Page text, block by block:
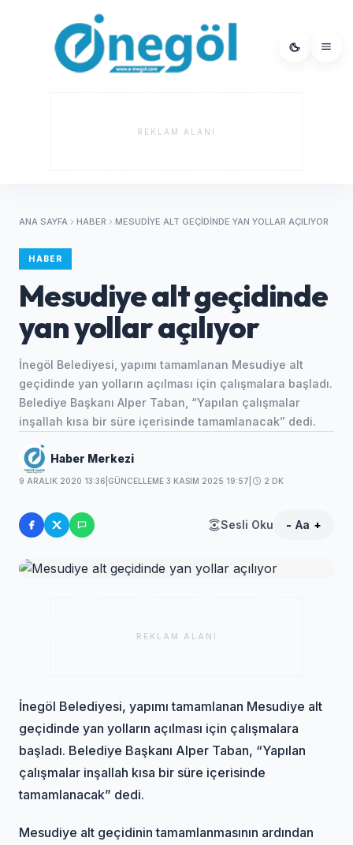
REKLAM ALANI
ANA SAYFA HABER MESUDIYE ALT GEÇIDINDE YAN YOLLAR AÇILIYOR
HABER
Mesudiye alt geçidinde
yan yollar açılıyor
İnegöl Belediyesi, yapımı tamamlanan Mesudiye alt
geçidinde yan yolların açılması için çalışmalara başladı.
Belediye Başkanı Alper Taban, “Yapılan çalışmalar
inşallah kısa bir süre içerisinde tamamlanacak” dedi.
Haber Merkezi
9 ARALIK 2020 13:36 GÜNCELLEME 3 KASIM 2025 19:57 2 DK
Sesli Oku - Aa +
REKLAM ALANI
İnegöl Belediyesi, yapımı tamamlanan Mesudiye alt
geçidinde yan yolların açılması için çalışmalara
başladı. Belediye Başkanı Alper Taban, “Yapılan
çalışmalar inşallah kısa bir süre içerisinde
tamamlanacak” dedi.
Mesudiye alt geçidinin tamamlanmasının ardından